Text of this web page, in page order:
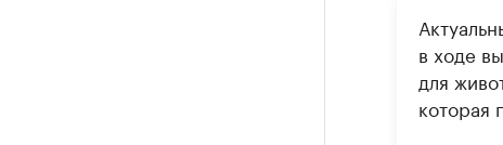
в ходе
для
которая